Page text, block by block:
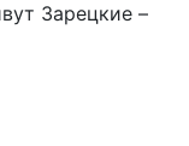
Зарецкие –